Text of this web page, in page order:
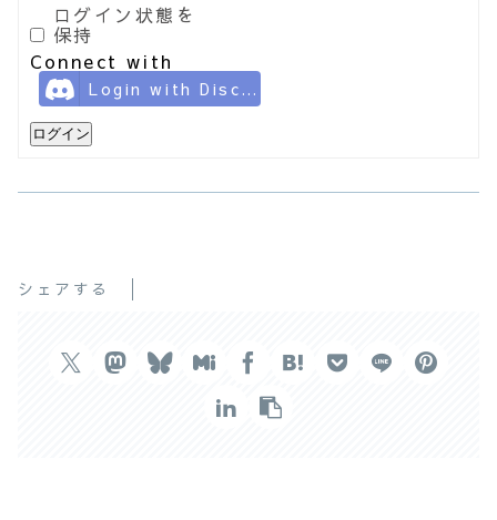
ログイン状態を
保持
Connect with
Login with Discord
ログイン
シェアする